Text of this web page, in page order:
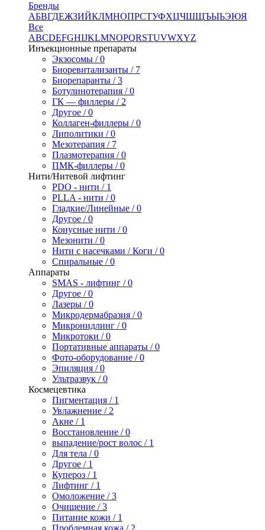
Бренды
АБВГДЕЖЗИЙКЛМНОПРСТУФХЦЧШЩЪЫЬЭЮЯ
Все
ABCDEFGHIJKLMNOPQRSTUVWXYZ
Инъекционные препараты
Экзосомы / 0
Биоревитализанты / 7
Биорепаранты / 3
Ботулинотерапия / 0
ГК — филлеры / 2
Другое / 0
Коллаген-филлеры / 0
Липолитики / 0
Мезотерапия / 7
Плазмотерапия / 0
ПМК-филлеры / 0
Нити/Нитевой лифтинг
PDO - нити / 1
PLLA - нити / 0
Гладкие/Линейные / 0
Другое / 0
Конусные нити / 0
Мезонити / 0
Нити с насечками / Коги / 0
Спиральные / 0
Аппараты
SMAS - лифтинг / 0
Другое / 0
Лазеры / 0
Микродермабразия / 0
Микронидлинг / 0
Микротоки / 0
Портативные аппараты / 0
Фото-оборудование / 0
Эпиляция / 0
Ультразвук / 0
Космецевтика
Пигментация / 1
Увлажнение / 2
Акне / 1
Восстановление / 0
выпадение/рост волос / 1
Для тела / 0
Другое / 1
Купероз / 1
Лифтинг / 1
Омоложение / 3
Очищение / 3
Питание кожи / 1
Проблемная кожа / 2